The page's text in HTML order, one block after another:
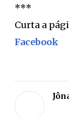
***
Curta a
Facebook